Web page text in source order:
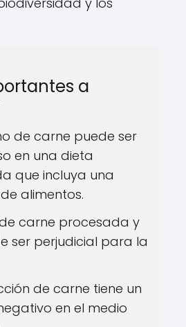
a
de carne puede ser
en una dieta
que incluya una
alimentos.
de carne procesada y
ser perjudicial para la
de carne tiene un
en el medio